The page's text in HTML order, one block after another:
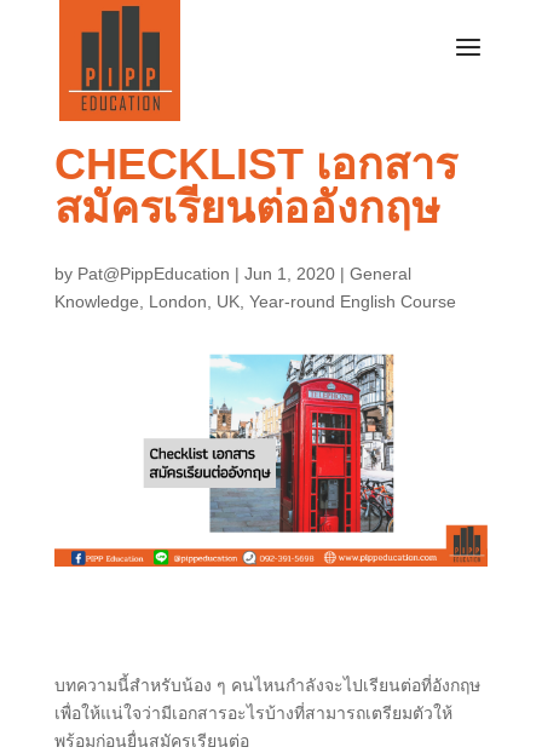
CHECKLIST เอกสาร
สมัครเรียนต่ออังกฤษ
by Pat@PippEducation | Jun 1, 2020| General
Knowledge
London UK, Year-round English Course
บทความนี้สำหรับน้อง ๆ คนไหนกำลังจะไปเรียนต่อที่อังกฤษ
เพื่อให้แน่ใจว่ามีเอกสารอะไรบ้างที่สามารถเตรียมตัวให้
พร้อมก่อนยื่นสมัครเรียนต่อ